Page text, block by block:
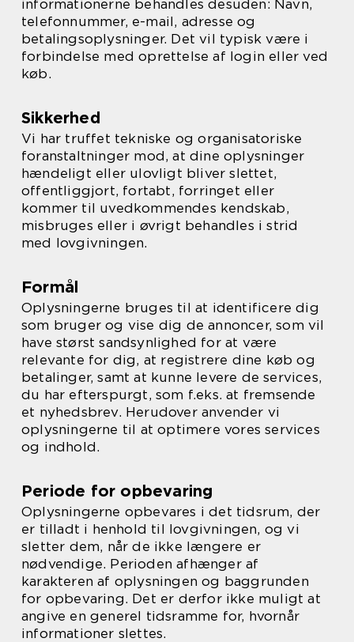
informationerne behandles desuden: Navn,
telefonnummer, e-mail, adresse og
betalingsoplysninger. Det vil typisk være i
forbindelse med oprettelse af login eller ved
køb.
Sikkerhed
Vi har truffet tekniske og organisatoriske
foranstaltninger mod, at dine oplysninger
hændeligt eller ulovligt bliver slettet,
offentliggjort, fortabt, forringet eller
kommer til uvedkommendes kendskab,
misbruges eller i øvrigt behandles i strid
med lovgivningen.
Formål
Oplysningerne bruges til at identificere dig
som bruger og vise dig de annoncer, som vil
have størst sandsynlighed for at være
relevante for dig, at registrere dine køb og
betalinger, samt at kunne levere de services,
du har efterspurgt, som f.eks. at fremsende
et nyhedsbrev. Herudover anvender vi
oplysningerne til at optimere vores services
og indhold.
Periode for opbevaring
Oplysningerne opbevares i det tidsrum, der
er tilladt i henhold til lovgivningen, og vi
sletter dem, når de ikke længere er
nødvendige. Perioden afhænger af
karakteren af oplysningen og baggrunden
for opbevaring. Det er derfor ikke muligt at
angive en generel tidsramme for, hvornår
informationer slettes.